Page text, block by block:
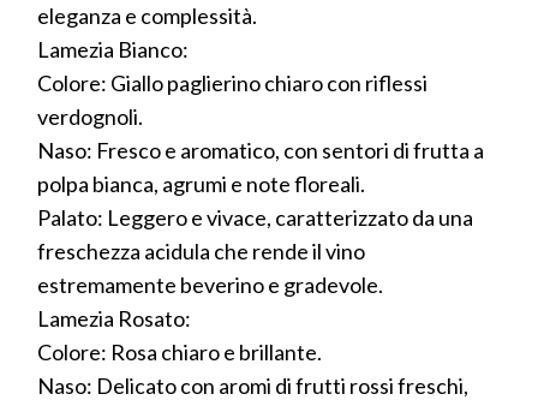
eleganza e complessità.
Lamezia Bianco:
Colore: Giallo paglierino chiaro con riflessi
verdognoli.
Naso: Fresco e aromatico, con sentori di frutta a
polpa bianca, agrumi e note floreali.
Palato: Leggero e vivace, caratterizzato da una
freschezza acidula che rende il vino
estremamente beverino e gradevole.
Lamezia Rosato:
Colore: Rosa chiaro e brillante.
Naso: Delicato con aromi di frutti rossi freschi,